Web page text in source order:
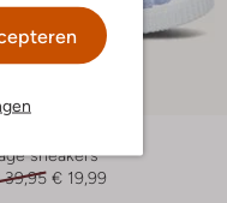
sneakers
39,95 € 19,99